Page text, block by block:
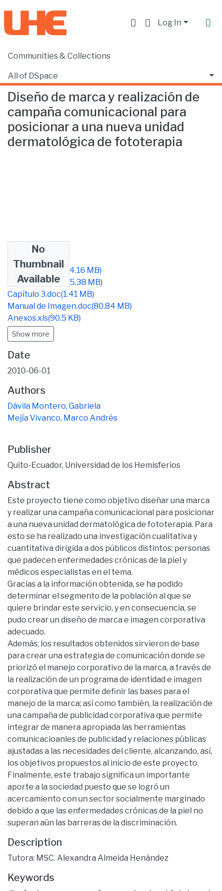
Log In
Communities & Collections
All of DSpace
Statistics
Home
Diseño de marca y realización de
campaña comunicacional para
posicionar a una nueva unidad
dermatológica de fototerapia
No
Thumbnail
Available
CAPITULO1.doc
(4.16 MB)
CAPITULO2.doc
(5.38 MB)
Capítulo 3.doc(1.41 MB)
Manual de Imagen.doc(80.84 MB)
Anexos.xls(90.5 KB)
Show more
Date
2010-06-01
Authors
Dávila Montero, Gabriela
Mejía Vivanco, Marco Andrés
Publisher
Quito-Ecuador, Universidad de los Hemisferios
Abstract
Este proyecto tiene como objetivo diseñar una marca
y realizar una campaña comunicacional para posicionar
a una nueva unidad dermatológica de fototerapia. Para
esto se ha realizado una investigación cualitativa y
cuantitativa dirigida a dos públicos distintos: personas
que padecen enfermedades crónicas de la piel y
médicos especialistas en el tema.
Gracias a la información obtenida, se ha podido
determinar el segmento de la población al que se
quiere brindar este servicio, y en consecuencia, se
pudo crear un diseño de marca e imagen corporativa
adecuado.
Además, los resultados obtenidos sirvieron de base
para crear una estrategia de comunicación donde se
priorizó el manejo corporativo de la marca, a través de
la realización de un programa de identidad e imagen
corporativa que permite definir las bases para el
manejo de la marca; así como también, la realización de
una campaña de publicidad corporativa que permite
integrar de manera apropiada las herramientas
comunicacioanles de publicidad y relaciones públicas
ajustadas a las necesidades del cliente, alcanzando, así,
los objetivos propuestos al inicio de este proyecto.
Finalmente, este trabajo significa un importante
aporte a la sociedad puesto que se logró un
acercamiento con un sector socialmente marginado
debido a que las enfermedades crónicas de la piel no
superan aún las barreras de la discriminación.
Description
Tutora: MSC. Alexandra Almeida Henández
Keywords